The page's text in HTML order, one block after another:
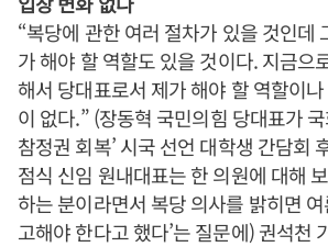
“복당에 관한 여러 절차가 있을 것인데
가 해야 할 역할도 있을 것이다. 지금으
해서 당대표로서 제가 해야 할 역할이
이 없다.” (장동혁 국민의힘 당대표가
참정권 회복’ 시국 선언 대학생 간담회
점식 신임 원내대표는 한 의원에 대해
하는 분이라면서 복당 의사를 밝히면
고해야 한다고 했다’는 질문에) 권석천